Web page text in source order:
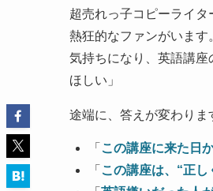
超売れっ子コピーライタ
熱狂的なファンがいま
気持ちになり、英語講座
ほしい」
途端に、答えが変わりま
「 この講座に来た日
「 この講座は、“正し